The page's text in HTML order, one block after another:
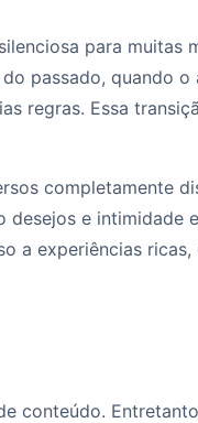
para muitas
passado, quando o
regras. Essa
completamente
e intimidade
a experiências
conteúdo.